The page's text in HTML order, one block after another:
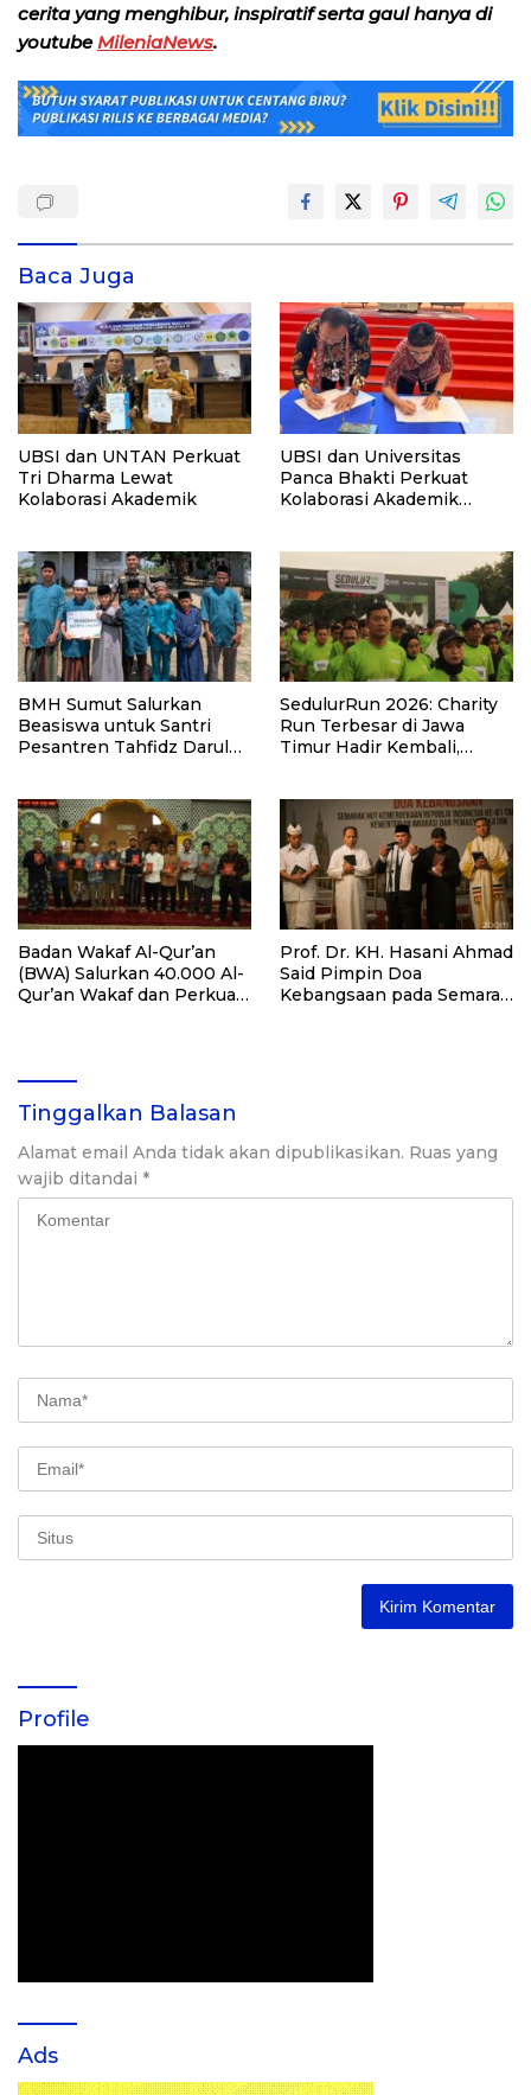
cerita yang menghibur, inspiratif serta gaul hanya di
youtubeMileniaNews.
Baca Juga
UBSI dan UNTAN Perkuat
Tri Dharma Lewat
Kolaborasi Akademik
UBSI dan Universitas
Panca Bhakti Perkuat
Kolaborasi Akademik
BMH Sumut Salurkan
Beasiswa untuk Santri
Pesantren Tahfidz Darul
SedulurRun 2026: Charity
Run Terbesar di Jawa
Timur Hadir Kembali,
Santri dan Guru Honorer
Badan Wakaf Al-Qur’an
(BWA) Salurkan 40.000 Al-
Qur’an Wakaf dan Perkuat
Prof. Dr. KH. Hasani Ahmad
Said Pimpin Doa
Kebangsaan pada Semarak
Tinggalkan Balasan
Alamat email Anda tidak akan dipublikasikan. Ruas yang
wajib ditandai *
Profile
Ads